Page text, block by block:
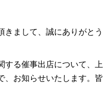
きまして、誠にありがとう
する催事出店について、上
、お知らせいたします。皆